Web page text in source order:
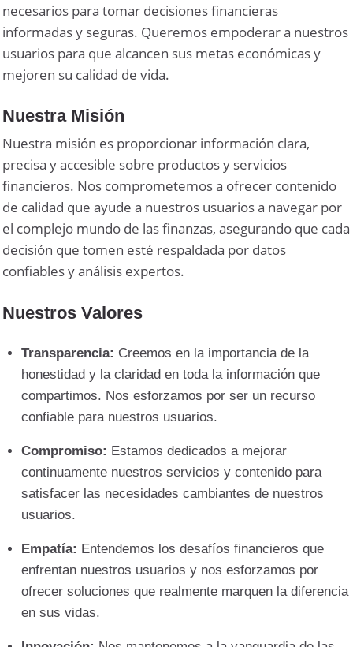
necesarios para tomar decisiones financieras
informadas y seguras. Queremos empoderar a nuestros
usuarios para que alcancen sus metas económicas y
mejoren su calidad de vida.
Nuestra Misión
Nuestra misión es proporcionar información clara,
precisa y accesible sobre productos y servicios
financieros. Nos comprometemos a ofrecer contenido
de calidad que ayude a nuestros usuarios a navegar por
el complejo mundo de las finanzas, asegurando que cada
decisión que tomen esté respaldada por datos
confiables y análisis expertos.
Nuestros Valores
Transparencia: Creemos en la importancia de la
honestidad y la claridad en toda la información que
compartimos. Nos esforzamos por ser un recurso
confiable para nuestros usuarios.
Compromiso: Estamos dedicados a mejorar
continuamente nuestros servicios y contenido para
satisfacer las necesidades cambiantes de nuestros
usuarios.
Empatía: Entendemos los desafíos financieros que
enfrentan nuestros usuarios y nos esforzamos por
ofrecer soluciones que realmente marquen la diferencia
en sus vidas.